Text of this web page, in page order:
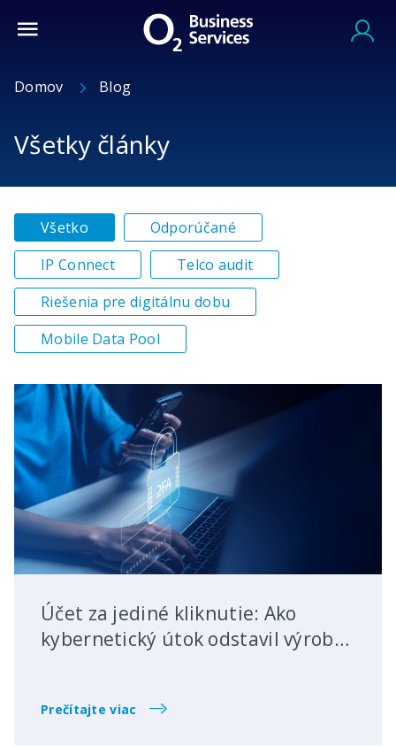
Domov Blog
Všetky články
Všetko
Odporúčané
IP Connect
Telco audit
Riešenia pre digitálnu dobu
Mobile Data Pool
Účet za jediné kliknutie: Ako
kybernetický útok odstavil výrobu
Prečítajte viac